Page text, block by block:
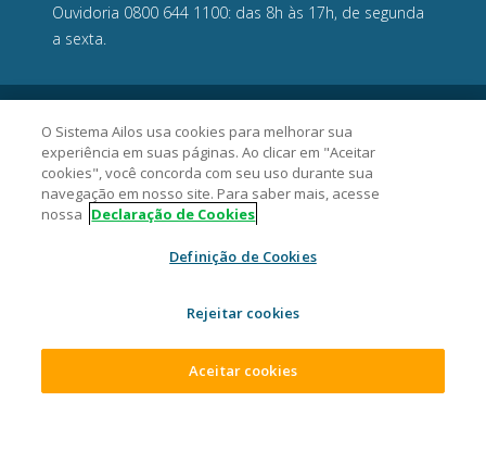
Ouvidoria 0800 644 1100: das 8h às 17h, de segunda
a sexta.
Civia Cooperativa de Crédito - CNPJ 10.218.474/0001-68
Sul/SC.
2026 Sistema Ailos. Todos os direitos reservados.
O Sistema Ailos usa cookies para melhorar sua
experiência em suas páginas. Ao clicar em "Aceitar
cookies", você concorda com seu uso durante sua
navegação em nosso site. Para saber mais, acesse
nossa Declaração de Cookies
Definição de Cookies
Rejeitar cookies
Aceitar cookies